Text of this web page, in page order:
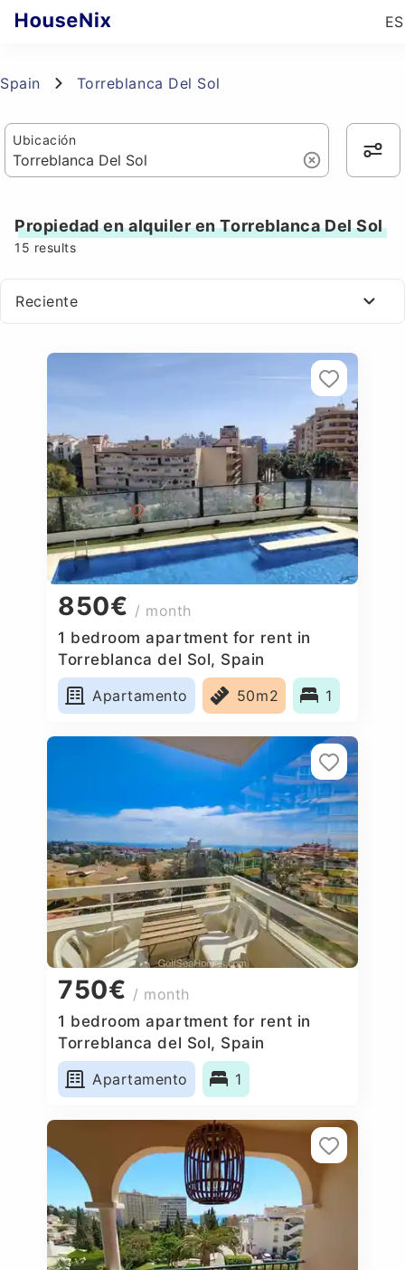
ES
Spain Torreblanca Del Sol
Ubicación
Propiedad en alquiler en Torreblanca Del Sol
15 results
Reciente
850€ / month
1 bedroom apartment for rent in
Torreblanca del Sol, Spain
Apartamento
50m2 1
750€ / month
1 bedroom apartment for rent in
Torreblanca del Sol, Spain
Apartamento
1